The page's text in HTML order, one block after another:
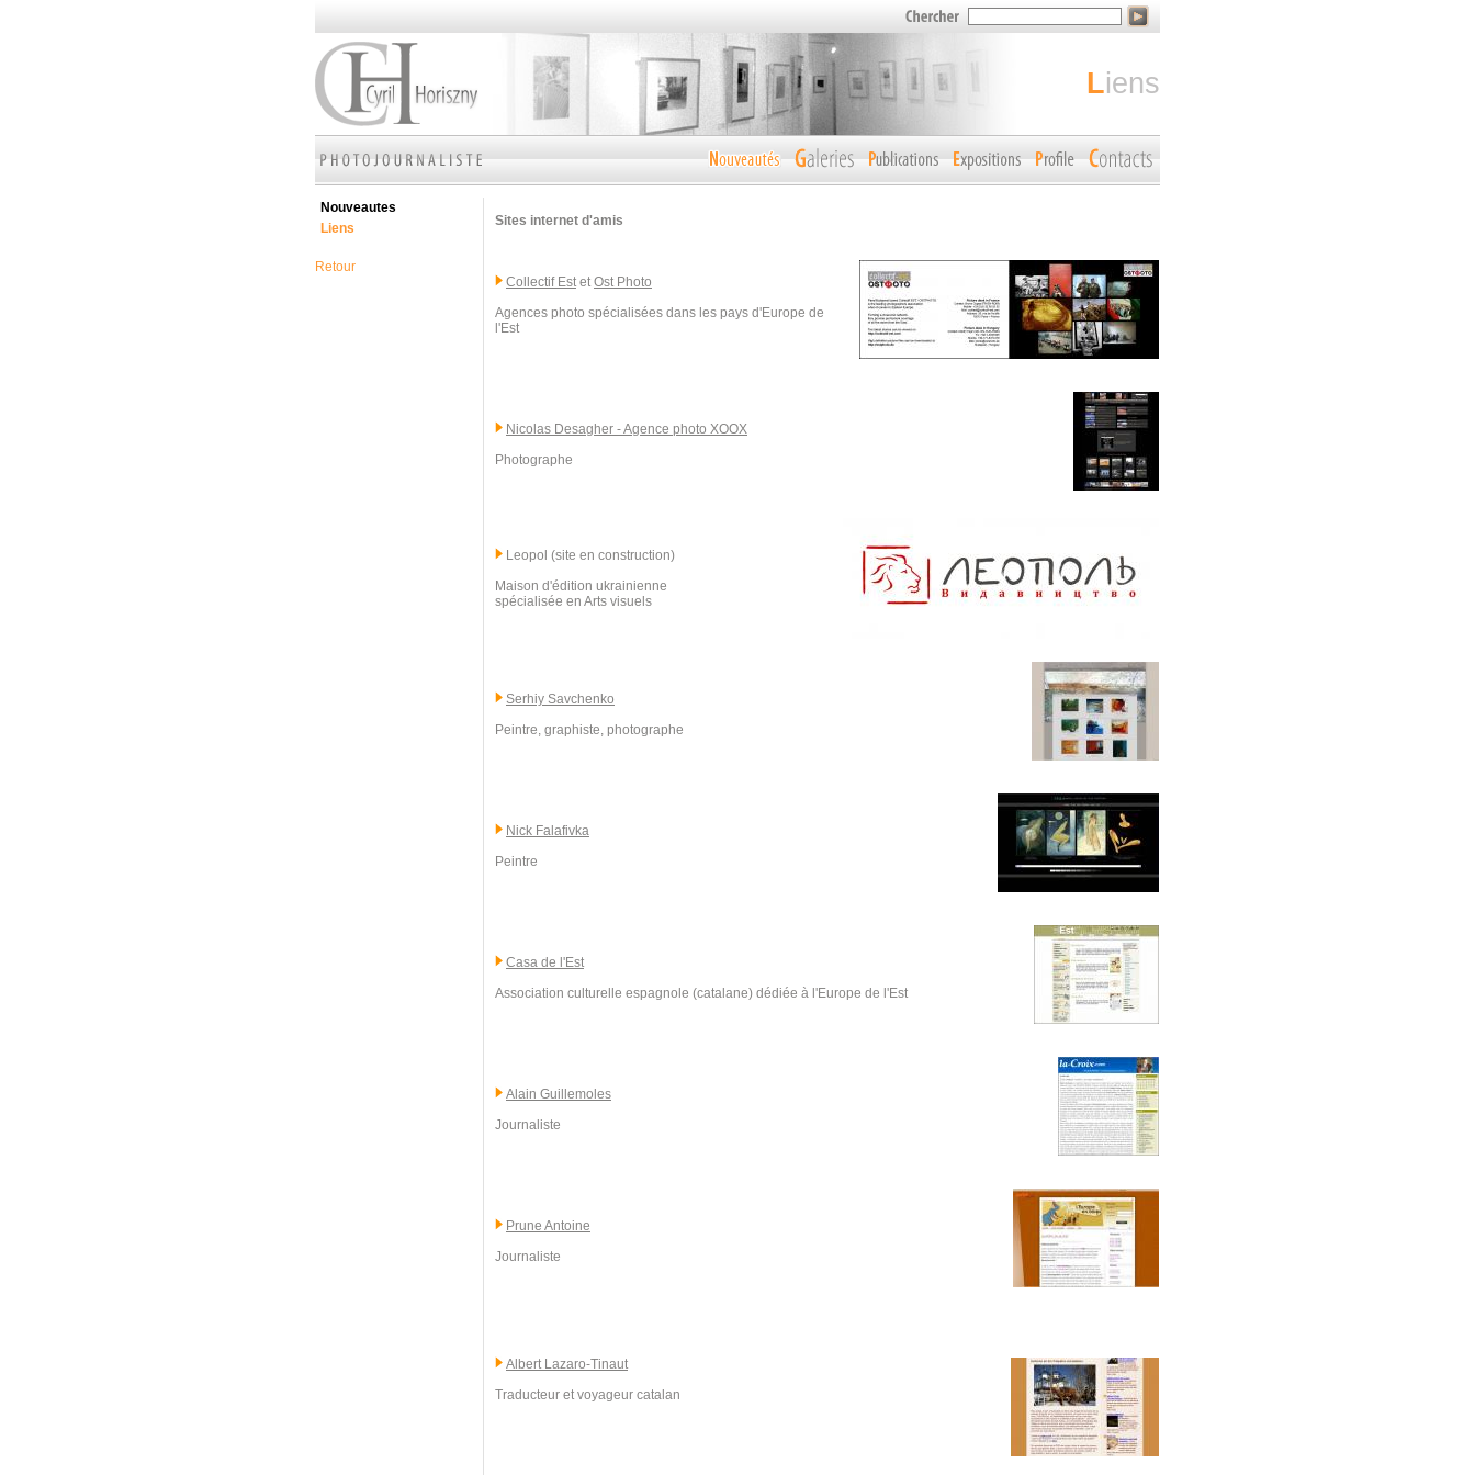
liens
Nouveautes
Liens
Retour
Sites internet d'amis
Collectif Est et Ost Photo
Agences photo spécialisées dans les pays d'Europe de
l'Est
Nicolas Desagher - Agence photo XOOX
Photographe
Leopol (site en construction)
Maison d'édition ukrainienne
spécialisée en Arts visuels
Serhiy Savchenko
Peintre, graphiste, photographe
Nick Falafivka
Peintre
Casa de l'Est
Association culturelle espagnole (catalane) dédiée à l'Europe de l'Est
Alain Guillemoles
Journaliste
Prune Antoine
Journaliste
Albert Lazaro-Tinaut
Traducteur et voyageur catalan